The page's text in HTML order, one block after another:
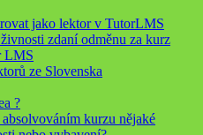
jako lektor v TutorLMS
zdaní odměnu za kurz
LMS
ze Slovenska
?
kurzu nějaké